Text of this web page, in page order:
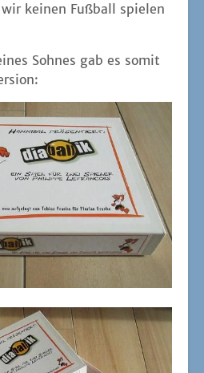
kei­nen Fuß­ball spie­len
Soh­nes gab es somit